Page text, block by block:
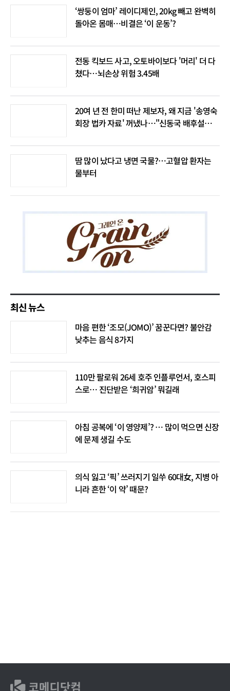
‘쌍둥이 엄마’ 레이디제인, 20kg 빼고 완벽히
돌아온 몸매…비결은 ‘이 운동’?
전동 킥보드 사고, 오토바이보다 '머리' 더 다
쳤다…뇌손상 위험 3.45배
20여 년 전 한미 떠난 제보자, 왜 지금 '송영숙
회장 법카 자료' 꺼냈나…"신동국 배후설은
땀 많이 났다고 냉면 국물?…고혈압 환자는
물부터
최신 뉴스
마음 편한 ‘조모(JOMO)’ 꿈꾼다면? 불안감
낮추는 음식 8가지
110만 팔로워 26세 호주 인플루언서, 호스피
스로… 진단받은 ‘희귀암’ 뭐길래
아침 공복에 ‘이 영양제’? … 많이 먹으면 신장
에 문제 생길 수도
의식 잃고 ‘픽’ 쓰러지기 일쑤 60대女, 지병 아
니라 흔한 ‘이 약’ 때문?